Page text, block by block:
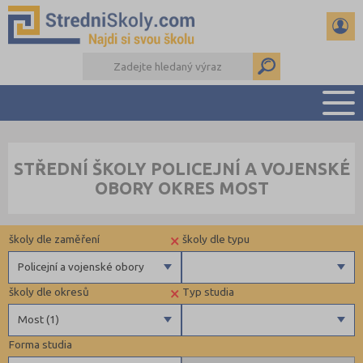
PŘÍPRAVA NA PŘIJÍMAČKY
DŮLEŽITÉ TERMÍNY
DALŠÍ DRUHY ŠKOL
STŘEDNÍ ŠKOLY POLICEJNÍ A VOJENSKÉ
OBORY OKRES MOST
Forma studia
Typ studia
×
Most (1)
školy dle okresů
Brno-město (1)
školy dle typu
Privátní
×
Policejní a vojenské obory
školy dle zaměření
Gymnázia
4 letá gymnázia
6 letá gymnázia